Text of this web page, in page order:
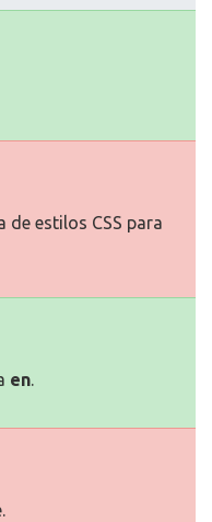
estilos CSS para
en.